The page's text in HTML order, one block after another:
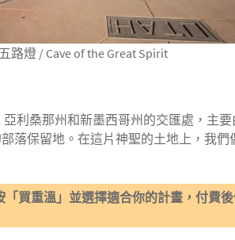
五路燈 / Cave of the Great Spirit
利桑那州和新墨西哥州的交匯處，主
落保留地。在這片神聖的土地上，我
買重溫」並選擇適合你的計畫，付費後